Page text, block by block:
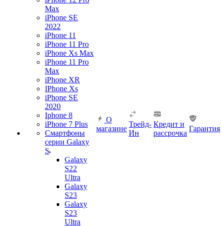
Max
iPhone SE
2022
iPhone 11
iPhone 11 Pro
iPhone Xs Max
iPhone 11 Pro
Max
iPhone XR
IPhone Xs
iPhone SE
2020
Iphone 8
iPhone 7 Plus
Смартфоны
серии Galaxy
S
Galaxy
S22
Ultra
Galaxy
S23
Galaxy
S23
Ultra
О
магазине
Трейд-
Ин
Кредит и
рассрочка
Гарантия